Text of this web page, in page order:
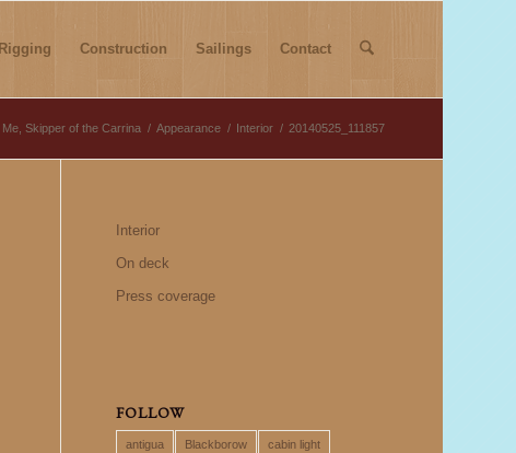
Rigging Construction Sailings Contact
Me, Skipper of the Carrina / Appearance / Interior / 20140525_111857
Interior
On deck
Press coverage
FOLLOW
antigua Blackborow cabin light